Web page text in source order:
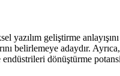
geliştirme
adaydır.
dönüştürme